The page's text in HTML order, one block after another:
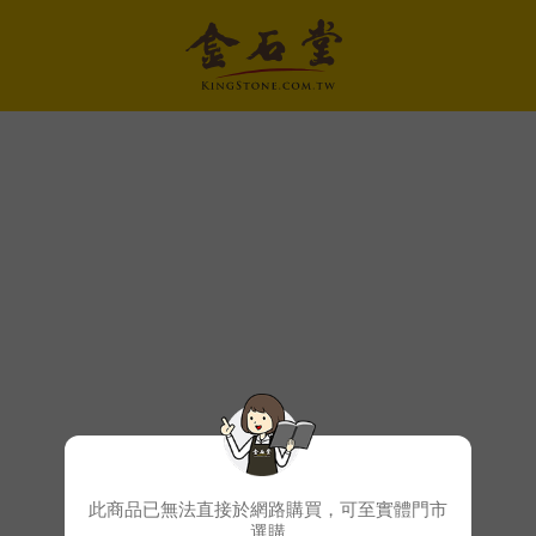
此商品已無法直接於網路購買，可至實體門市
選購